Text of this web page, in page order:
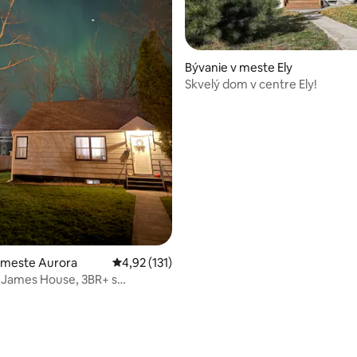
4,94 z 5, počet hodnotení: 48
Aurora Priemerné ohodnotenie 4,92 z 5, počet
4,92 (131)
House, 3BR+ s
Bývanie v meste Ely
Skvelý dom v centre Ely!